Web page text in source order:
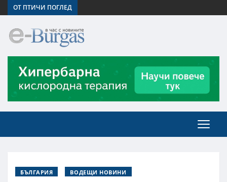
ОТ ПТИЧИ ПОГЛЕД
БЪЛГАРИЯ ВОДЕЩИ НОВИНИ